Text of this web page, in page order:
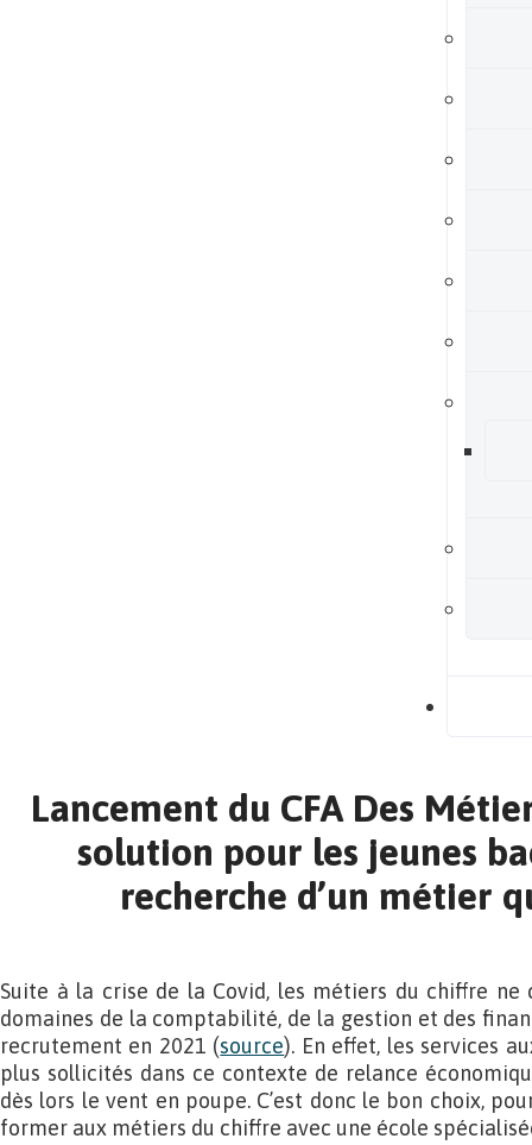
Lancement du CFA Des
solution pour les jeunes
recherche d’un métier
Suite à la crise de la Covid, les métiers du chiffre ne
domaines de la comptabilité, de la gestion et des
recrutement en 2021 (source). En effet, les services
plus sollicités dans ce contexte de relance
dès lors le vent en poupe. C’est donc le bon choix,
former aux métiers du chiffre avec une école